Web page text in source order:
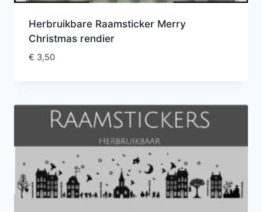
Herbruikbare Raamsticker Merry
Christmas rendier
€ 3,50